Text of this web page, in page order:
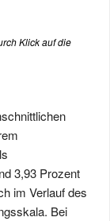
Klick auf die
3,93 Prozent
im Verlauf des
Bei